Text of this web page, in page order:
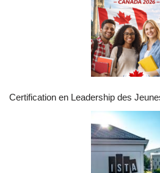
Certification en Leadership des